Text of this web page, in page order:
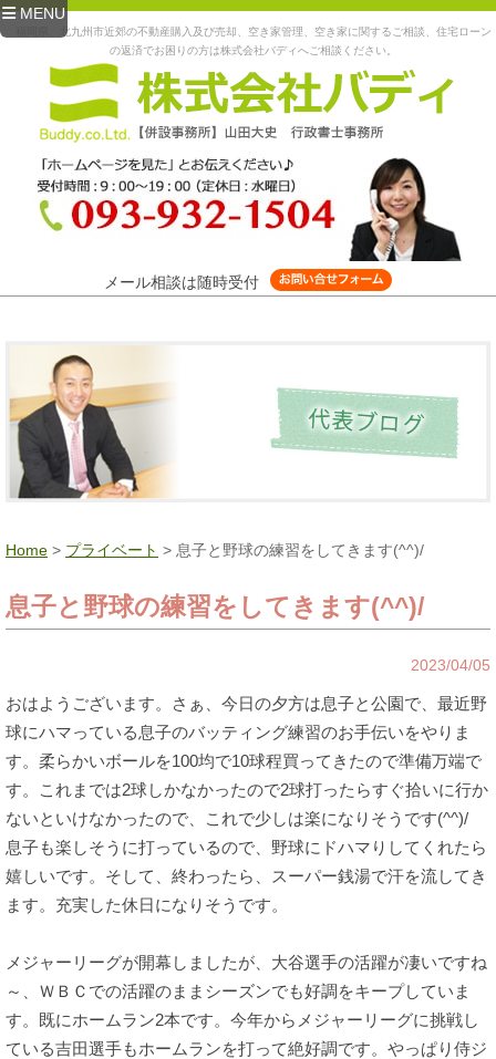
MENU
福岡県、北九州市近郊の不動産購入及び売却、空き家管理、空き家に関するご相談、住宅ローン
の返済でお困りの方は株式会社バディへご相談ください。
メール相談は随時受付
Home > プライベート > 息子と野球の練習をしてきます(^^)/
息子と野球の練習をしてきます(^^)/
2023/04/05
おはようございます。さぁ、今日の夕方は息子と公園で、最近野
球にハマっている息子のバッティング練習のお手伝いをやりま
す。柔らかいボールを100均で10球程買ってきたので準備万端で
す。これまでは2球しかなかったので2球打ったらすぐ拾いに行か
ないといけなかったので、これで少しは楽になりそうです(^^)/
息子も楽しそうに打っているので、野球にドハマりしてくれたら
嬉しいです。そして、終わったら、スーパー銭湯で汗を流してき
ます。充実した休日になりそうです。
メジャーリーグが開幕しましたが、大谷選手の活躍が凄いですね
～、ＷＢＣでの活躍のままシーズンでも好調をキープしていま
す。既にホームラン2本です。今年からメジャーリーグに挑戦し
ている吉田選手もホームランを打って絶好調です。やっぱり侍ジ